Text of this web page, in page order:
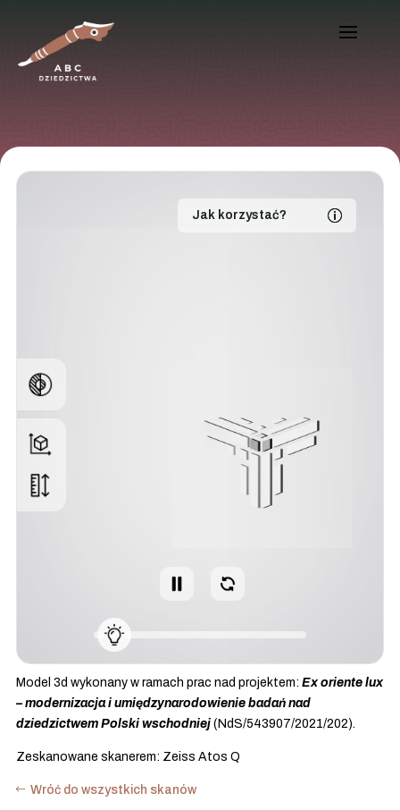
Jak korzystać?
Model 3d wykonany w ramach prac nad projektem: Ex oriente lux
– modernizacja i umiędzynarodowienie badań nad
dziedzictwem Polski wschodniej (NdS/543907/2021/202).
Zeskanowane skanerem: Zeiss Atos Q
Wróć do wszystkich skanów